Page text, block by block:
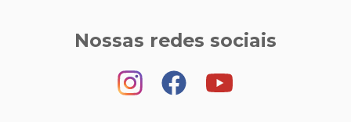
Nossas redes sociais